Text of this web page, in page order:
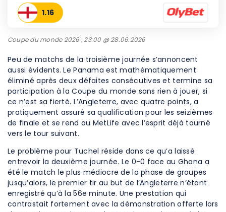
1.16
Coupe du monde 2026 , 23:00 @ 28.06.2026
Peu de matchs de la troisième journée s’annoncent
aussi évidents. Le Panama est mathématiquement
éliminé après deux défaites consécutives et termine sa
participation à la Coupe du monde sans rien à jouer, si
ce n’est sa fierté. L’Angleterre, avec quatre points, a
pratiquement assuré sa qualification pour les seizièmes
de finale et se rend au MetLife avec l’esprit déjà tourné
vers le tour suivant.
Le problème pour Tuchel réside dans ce qu’a laissé
entrevoir la deuxième journée. Le 0-0 face au Ghana a
été le match le plus médiocre de la phase de groupes
jusqu’alors, le premier tir au but de l’Angleterre n’étant
enregistré qu’à la 56e minute. Une prestation qui
contrastait fortement avec la démonstration offerte lors